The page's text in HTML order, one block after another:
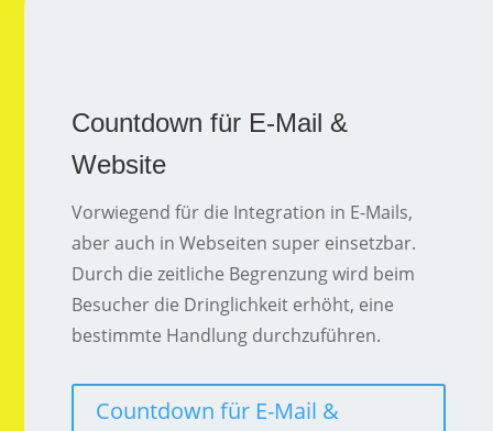
Countdown für E-Mail &
Website
Vorwiegend für die Integration in E-Mails,
aber auch in Webseiten super einsetzbar.
Durch die zeitliche Begrenzung wird beim
Besucher die Dringlichkeit erhöht, eine
bestimmte Handlung durchzuführen.
Countdown für E-Mail &